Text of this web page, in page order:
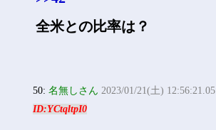
全米との比率は？
50:名無しさん 2023/01/21(土) 12:56:21.05
ID:YCtqltpI0